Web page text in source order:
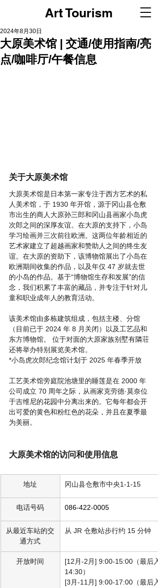
Art Tourism
大原美术馆 | 交通/使用指南/亮
点/咖啡厅/午餐信息
2024年8月30日
关于大原美术馆
大原美术馆是日本第一家专注于西方艺术的私
人美术馆，于 1930 年开馆，源于冈山县仓敷
市出生的商人大原孙三郎和冈山县画家小岛虎
次郎之间的深厚友谊。在大原的支持下，小岛
学习绘画并三次前往欧洲。这两位年龄相近的
艺术家建立了超越画家和赞助人之间的终生友
谊。在大原的资助下，该博物馆展出了小岛在
欧洲期间收集的作品，以及年仅 47 岁就去世
的小岛的作品。基于“博物馆生存和发展”的信
念，我们积累了丰富的藏品，并专注于针对儿
童和职业成年人的教育活动。
该美术馆由多栋建筑组成，包括主楼、分馆
（目前已于 2024 年 8 月关闭）以及工艺品和
东方博物馆。 位于对面的大原家族别墅有隣荘
还将举办特别展览美术馆。
*小岛虎次郎纪念馆计划于 2025 年春季开放
工艺美术馆旁庭院池塘里的睡莲是在 2000 年
公司成立 70 周年之际，从画家克劳德·莫奈位
于吉维尼的花园中分离出来的。它每年都会开
出可爱的黄色和粉红色的花朵，并且在夏季最
为美丽。
大原美术馆的访问和使用信息
地址 冈山县仓敷市中央1-1-15
电话号码 086-422-0005
从最近车站的交
通方式
从 JR 仓敷站步行约 15 分钟
开放时间
[12月-2月] 9:00-15:00（最后
14:30）
[3月-11月] 9:00-17:00（最后